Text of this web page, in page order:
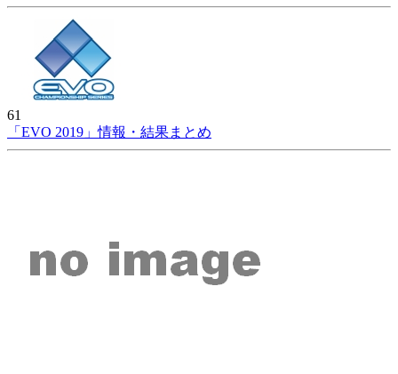
61
「EVO 2019」情報・結果まとめ